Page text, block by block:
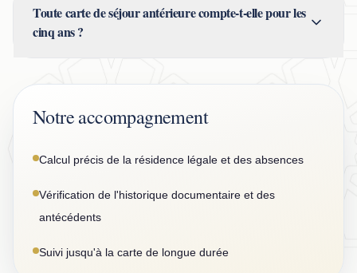
Toute carte de séjour antérieure compte-t-elle pour les
cinq ans ?
Notre accompagnement
Calcul précis de la résidence légale et des absences
Vérification de l'historique documentaire et des
antécédents
Suivi jusqu'à la carte de longue durée